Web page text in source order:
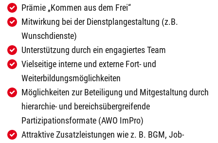
Prämie„Kommen aus dem Frei“
Mitwirkung bei der Dienstplangestaltung (z.B.
Wunschdienste)
Unterstützung durch ein engagiertes Team
Vielseitige interne und externe Fort- und
Weiterbildungsmöglichkeiten
Möglichkeiten zur Beteiligung und Mitgestaltung durch
hierarchie- und bereichsübergreifende
Partizipationsformate (AWO ImPro)
Attraktive Zusatzleistungen wie z. B. BGM, Job-